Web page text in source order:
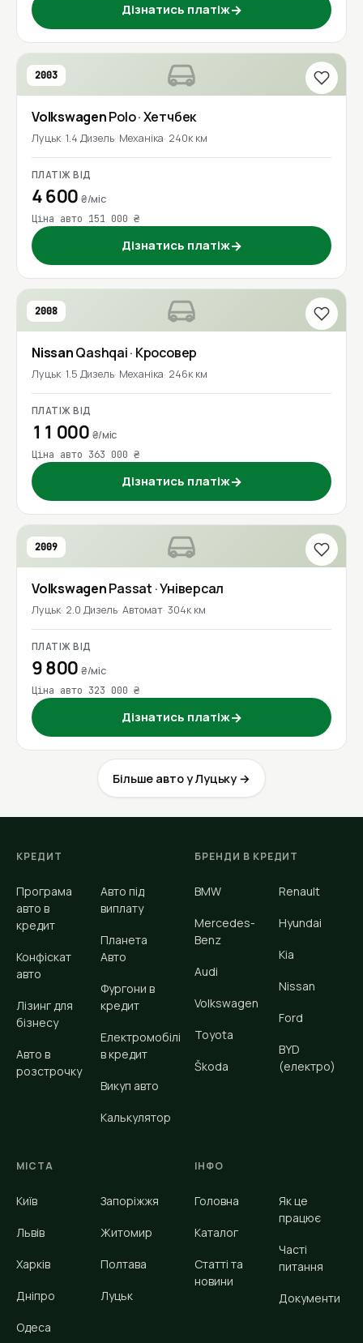
Дізнатись платіж→
2003
VolkswagenPolo· Хетчбек
Луцьк 1.4 Дизель Механіка 240к км
ПЛАТІЖ ВІД
4 600₴/міс
Ціна авто 151 000 ₴
Дізнатись платіж→
2008
NissanQashqai· Кросовер
Луцьк 1.5 Дизель Механіка 246к км
ПЛАТІЖ ВІД
11 000 ₴/міс
Ціна авто 363 000 ₴
Дізнатись платіж→
2009
VolkswagenPassat · Універсал
Луцьк 2.0 Дизель Автомат 304к км
ПЛАТІЖ ВІД
9 800₴/міс
Ціна авто 323 000 ₴
Дізнатись платіж→
Більше авто у Луцьку →
КРЕДИТ
Програма
авто в
кредит
Конфіскат
авто
Лізинг для
бізнесу
Авто в
розстрочку
Авто під
виплату
Планета
Авто
Фургони в
кредит
Електромобілі
в кредит
Викуп авто
Калькулятор
БРЕНДИ В КРЕДИТ
BMW
Mercedes-
Benz
Audi
Volkswagen
Toyota
Škoda
Renault
Hyundai
Kia
Nissan
Ford
BYD
(електро)
МІСТА
Київ
Львів
Харків
Дніпро
Одеса
Запоріжжя
Житомир
Полтава
Луцьк
ІНФО
Головна
Каталог
Статті та
новини
Як це
працює
Часті
питання
Документи